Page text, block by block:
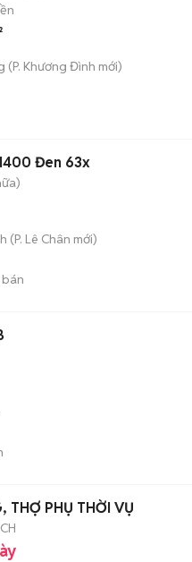
(P. Khương Đình mới)
Đen 63x
(P. Lê Chân mới)
THỢ PHỤ THỜI VỤ